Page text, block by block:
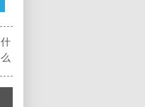
什
么